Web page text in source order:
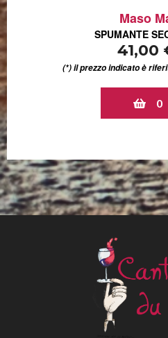
Maso
SPUMANTE
41,00
(*) il prezzo indicato è
0